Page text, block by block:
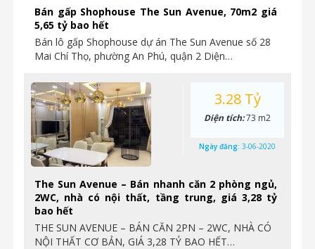
Bán gấp Shophouse The Sun Avenue, 70m2 giá
5,65 tỷ bao hết
Bán lô gấp Shophouse dự án The Sun Avenue số 28
Mai Chí Thọ, phường An Phú, quận 2 Diện…
The Sun Avenue – Bán nhanh căn 2 phòng ngủ,
2WC, nhà có nội thất, tầng trung, giá 3,28 tỷ
bao hết
THE SUN AVENUE – BÁN CĂN 2PN – 2WC, NHÀ CÓ
NỘI THẤT CƠ BẢN, GIÁ 3,28 TỶ BAO HẾT…
3.28 Tỷ
Diện tích:73 m2
Ngày đăng: 3-06-2020